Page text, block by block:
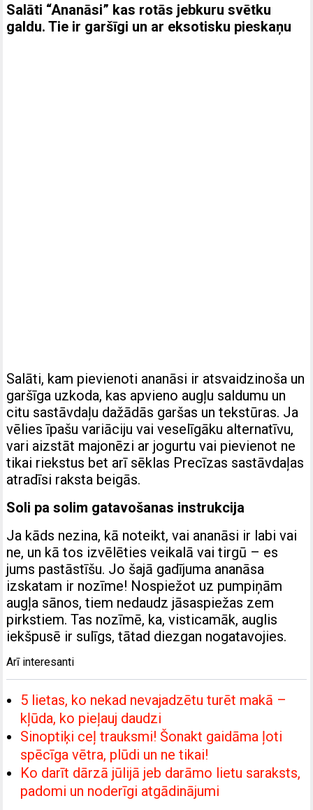
Salāti “Ananāsi” kas rotās jebkuru svētku
galdu. Tie ir garšīgi un ar eksotisku pieskaņu
Salāti, kam pievienoti ananāsi ir atsvaidzinoša un
garšīga uzkoda, kas apvieno augļu saldumu un
citu sastāvdaļu dažādās garšas un tekstūras. Ja
vēlies īpašu variāciju vai veselīgāku alternatīvu,
vari aizstāt majonēzi ar jogurtu vai pievienot ne
tikai riekstus bet arī sēklas Precīzas sastāvdaļas
atradīsi raksta beigās.
Soli pa solim gatavošanas instrukcija
Ja kāds nezina, kā noteikt, vai ananāsi ir labi vai
ne, un kā tos izvēlēties veikalā vai tirgū – es
jums pastāstīšu. Jo šajā gadījuma ananāsa
izskatam ir nozīme! Nospiežot uz pumpiņām
augļa sānos, tiem nedaudz jāsaspiežas zem
pirkstiem. Tas nozīmē, ka, visticamāk, auglis
iekšpusē ir sulīgs, tātad diezgan nogatavojies.
Arī interesanti
5 lietas, ko nekad nevajadzētu turēt makā –
kļūda, ko pieļauj daudzi
Sinoptiķi ceļ trauksmi! Šonakt gaidāma ļoti
spēcīga vētra, plūdi un ne tikai!
Ko darīt dārzā jūlijā jeb darāmo lietu saraksts,
padomi un noderīgi atgādinājumi